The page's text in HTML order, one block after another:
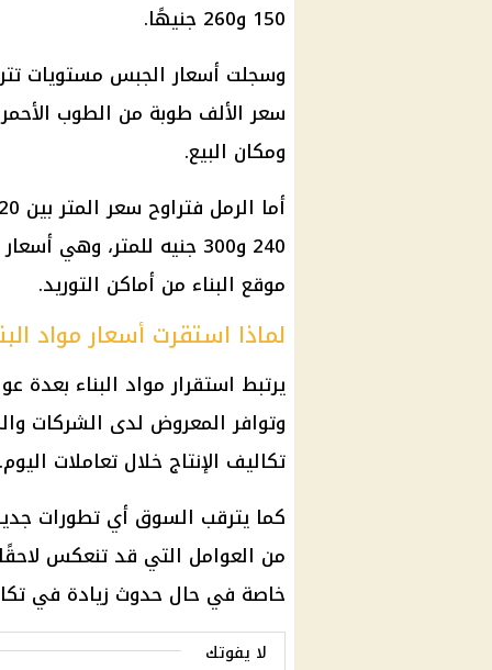
150 و260 جنيهًا.
ومكان البيع.
240 و300 جنيه للمتر،
موقع البناء من أماكن التوريد.
لماذا استقرت أسعار مواد
يرتبط استقرار مواد البناء بعدة
وتوافر المعروض لدى الشركات
تكاليف الإنتاج خلال تعاملات اليوم.
كما يترقب السوق أي تطورات
من العوامل التي قد تنعكس
خاصة في حال حدوث زيادة في
لا يفوتك